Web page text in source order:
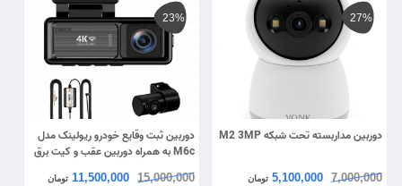
27%
دوربین مداربسته تحت شبکه M2 3MP
7,000,000
5,100,000 تومان
23%
دوربین ثبت وقایع خودرو ریولینک مدل
M6c به همراه دوربین عقب و کیت برق
مستقیم
15,000,000
11,500,000 تومان